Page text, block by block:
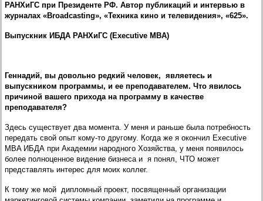
РАНХиГС при Президенте РФ. Автор публикаций и интервью в
журналах «Broadcasting», «Техника кино и телевидения», «625».
Выпускник ИБДА РАНХиГС (Executive MBA)
Геннадий, вы довольно редкий человек, являетесь и
выпускником программы, и ее преподавателем. Что явилось
причиной вашего прихода на программу в качестве
преподавателя?
Здесь существует два момента. У меня и раньше была потребность
передать свой опыт кому-то другому. Когда же я окончил Executive
MBA ИБДА при Академии народного Хозяйства, у меня появилось
более полноценное видение бизнеса и я понял, ЧТО может
представлять интерес для моих коллег.
К тому же мой дипломный проект, посвященный организации